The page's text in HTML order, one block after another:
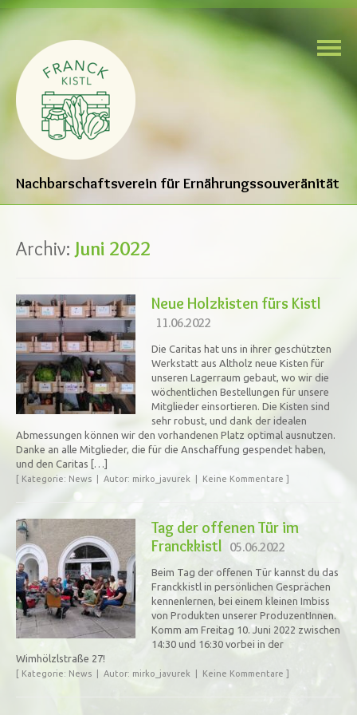
Nachbarschaftsverein für Ernährungssouveränität
Archiv: Juni 2022
Neue Holzkisten fürs Kistl
11.06.2022
Die Caritas hat uns in ihrer geschützten
Werkstatt aus Altholz neue Kisten für
unseren Lagerraum gebaut, wo wir die
wöchentlichen Bestellungen für unsere
Mitglieder einsortieren. Die Kisten sind
sehr robust, und dank der idealen
Abmessungen können wir den vorhandenen Platz optimal ausnutzen.
Danke an alle Mitglieder, die für die Anschaffung gespendet haben,
und den Caritas […]
[ Kategorie: News | Autor: mirko_javurek | Keine Kommentare ]
Tag der offenen Tür im
Franckkistl 05.06.2022
Beim Tag der offenen Tür kannst du das
Franckkistl in persönlichen Gesprächen
kennenlernen, bei einem kleinen Imbiss
von Produkten unserer ProduzentInnen.
Komm am Freitag 10. Juni 2022 zwischen
14:30 und 16:30 vorbei in der
Wimhölzlstraße 27!
[ Kategorie: News | Autor: mirko_javurek | Keine Kommentare ]